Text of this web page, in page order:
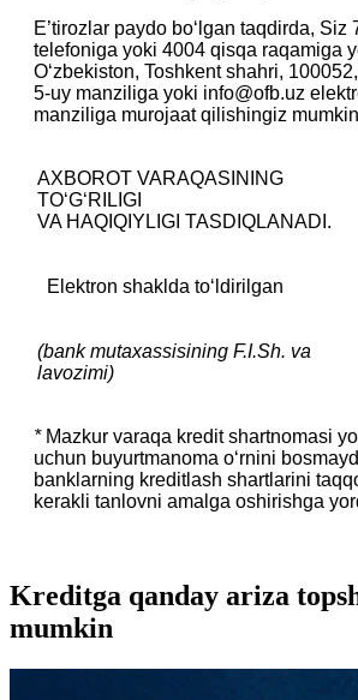
E’tirozlar paydo bo‘lgan taqdirda, Siz
telefoniga yoki 4004 qisqa raqamiga
O‘zbekiston, Toshkent shahri,
5-uy manziliga yoki info@ofb.uz
manziliga murojaat qilishingiz
AXBOROT VARAQASINING
TOʻGʻRILIGI
‎VA HAQIQIYLIGI TASDIQLANADI.
Elektron shaklda to‘ldirilgan
(bank mutaxassisining F.I.Sh. va
lavozimi)
* Mazkur varaqa kredit shartnomasi
uchun buyurtmanoma oʻrnini
banklarning kreditlash shartlarini
kerakli tanlovni amalga oshirishga
Kreditga qanday ariza
mumkin